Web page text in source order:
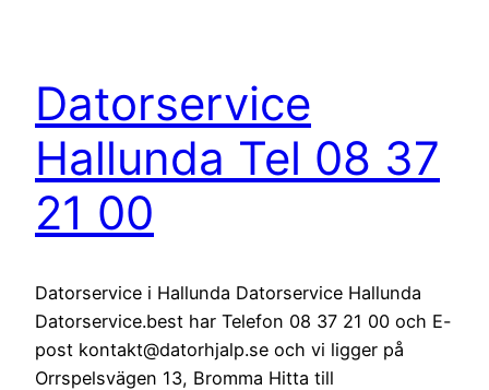
Datorservice
Hallunda Tel 08 37
21 00
Datorservice i Hallunda Datorservice Hallunda
Datorservice.best har Telefon 08 37 21 00 och E-
post kontakt@datorhjalp.se och vi ligger på
Orrspelsvägen 13, Bromma Hitta till